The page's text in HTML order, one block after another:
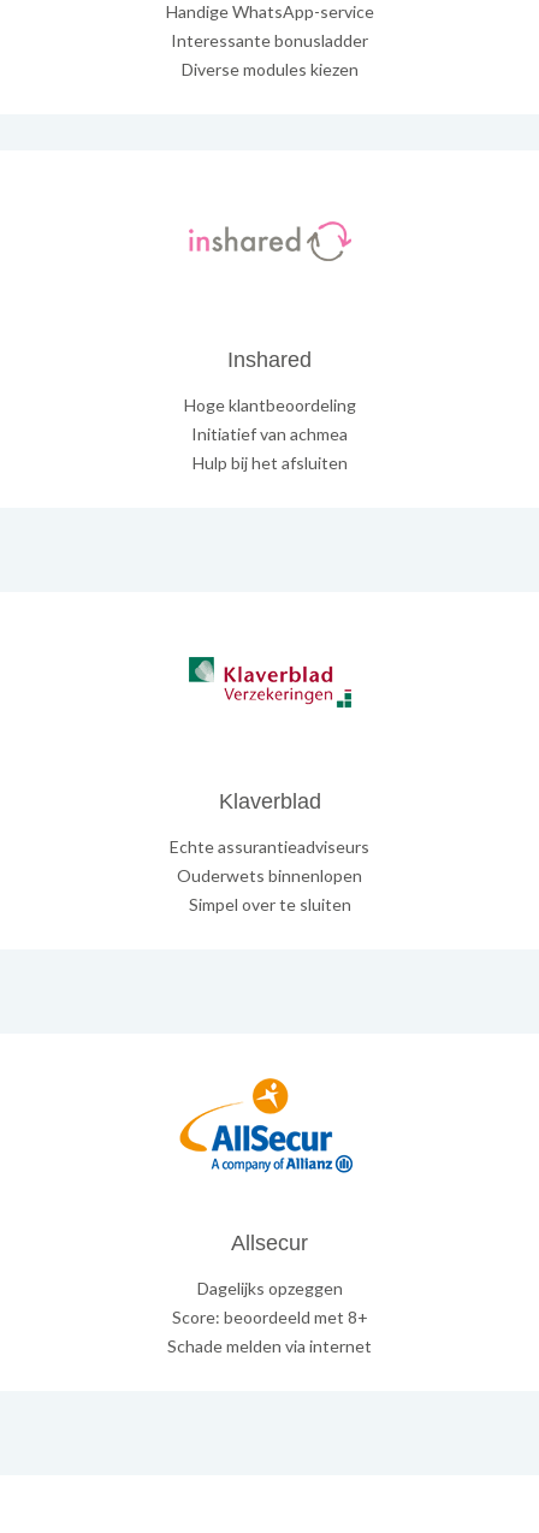
Handige WhatsApp-service
Interessante bonusladder
Diverse modules kiezen
Inshared
Hoge klantbeoordeling
Initiatief van achmea
Hulp bij het afsluiten
Klaverblad
Echte assurantieadviseurs
Ouderwets binnenlopen
Simpel over te sluiten
Allsecur
Dagelijks opzeggen
Score: beoordeeld met 8+
Schade melden via internet